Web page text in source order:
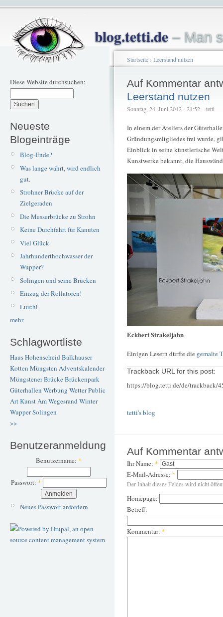
blog.tetti.de– Man
Diese Website durchsuchen:
Neueste
Blogeinträge
Blog-Ende?
Was lange währt, wird endlich
gut.
Strohner Brücke auf der
Zielgeraden
Die Messerbrücke zu Strohn
Keine Durchfahrt für Kanuten
Viel Glück
Jahrhunderthochwasser der
Wupper?
Solingen und seine Brücken
Einzug der Rollatoren!
Lurchi
mehr
Schlagwortliste
Haus Hohenscheid Balkhauser
Kotten Müngsten Adventskalender
Müngstener BrückeBrückenpark
Güterhallen Werbung WetterPublic
ArtKunstAm Wegesrand Winter
WupperSolingen
>>
Benutzeranmeldung
Benutzername: *
Passwort: *
Neues Passwort anfordern
Startseite› Leerstand nutzen
Auf Kommentar
Leerstand nutzen
Sonntag, 24. Juni 2012 - 21:52 – tetti
In einem der Ateliers der
Gründungsmitgliedes frei wurde,
Einblick in seine künstlerische
Kunstwerke bekannt, die
Eckbert Strakeljahn
Einigen Lesern dürfte die gemalte
Trackback URL for this post:
https://blog.tetti.de/de/trackback/
tetti's blog
Auf Kommentar
Ihr Name: *
E-Mail-Adresse: *
Der Inhalt dieses Feldes wird nicht
Homepage:
Betreff:
Kommentar: *